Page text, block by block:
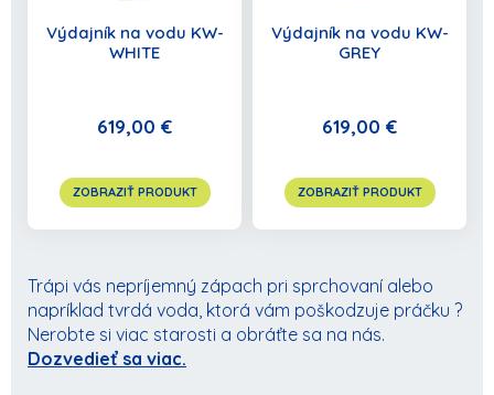
Trápi vás nepríjemný zápach pri sprchovaní alebo
napríklad tvrdá voda, ktorá vám poškodzuje práčku ?
Nerobte si viac starosti a obráťte sa na nás.
Dozvedieť sa viac.
Výdajník na vodu KW-
WHITE
619,00 €
ZOBRAZIŤ PRODUKT
Výdajník na vodu KW-
GREY
619,00 €
ZOBRAZIŤ PRODUKT